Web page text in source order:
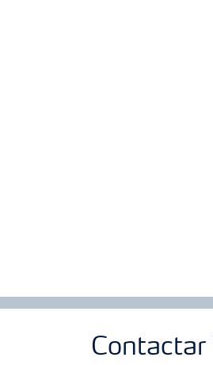
Contactar